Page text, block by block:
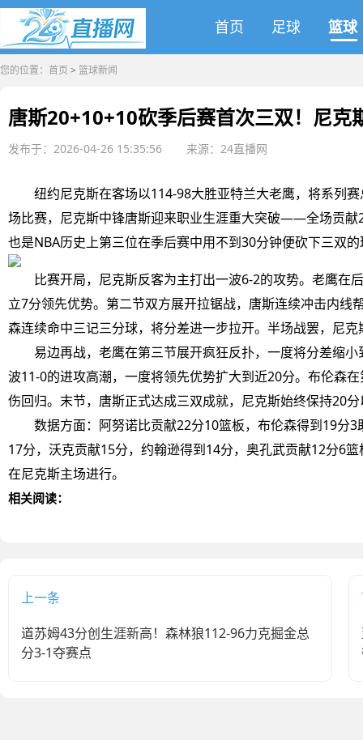
首页 足球 篮球
您的位置： 首页 > 篮球新闻
唐斯20+10+10砍季后赛首次三双！尼克
发布于：2026-04-26 15:35:56 来源：24直播网
纽约尼克斯在客场以114-98大胜亚特兰大老鹰，将系列
场比赛，尼克斯中锋唐斯迎来职业生涯重大突破——全场贡
也是NBA历史上第三位在季后赛中用不到30分钟便砍下三双
比赛开局，尼克斯反客为主打出一波6-2的攻势。老鹰在
立7分领先优势。第二节双方展开拉锯战，唐斯连续冲击内
森连续命中三记三分球，将分差进一步拉开。半场战罢，尼
易边再战，老鹰在第三节展开疯狂反扑，一度将分差缩
波11-0的进攻高潮，一度将领先优势扩大到近20分。布伦森
伤回归。末节，唐斯正式达成三双成就，尼克斯始终保持20
数据方面：阿努诺比贡献22分10篮板，布伦森得到19分
17分，沃克贡献15分，约翰逊得到14分，奥孔武贡献12分6
在尼克斯主场进行。
相关阅读：
上一条
道苏姆43分创生涯新高！森林狼112-96力克掘金总
分3-1夺赛点